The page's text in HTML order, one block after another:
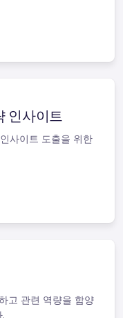
인사이트
사이트 도출을 위한
고 관련 역량을 함양